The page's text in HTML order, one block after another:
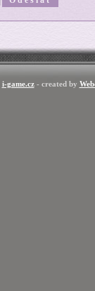
i-game.cz- created by